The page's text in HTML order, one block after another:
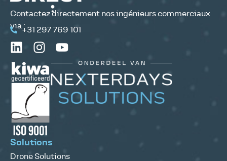
Contactez directement nos ingénieurs commerciaux
via :
+31 297 769 101
Solutions
Drone Solutions